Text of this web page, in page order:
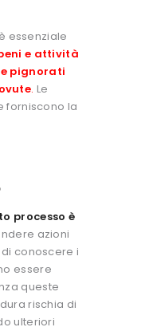
essenziale
e attività
pignorati
. Le
forniscono la
processo è
azioni
conoscere i
essere
queste
rischia di
ulteriori